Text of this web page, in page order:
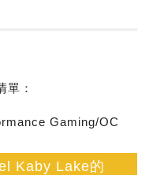
單：
Gaming/OC
Kaby Lake的